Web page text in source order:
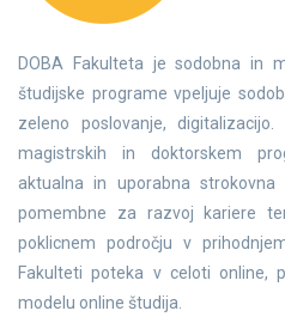
DOBA Fakulteta je sodobna in
študijske programe vpeljuje
zeleno poslovanje,
magistrskih in doktorskem
aktualna in uporabna
pomembne za razvoj kariere
poklicnem področju v
Fakulteti poteka v celoti online,
modelu online študija.